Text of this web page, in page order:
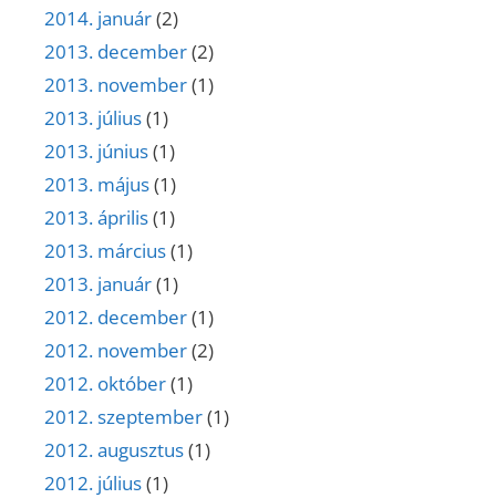
2014. január(2)
2013. december(2)
2013. november(1)
2013. július(1)
2013. június(1)
2013. május(1)
2013. április(1)
2013. március(1)
2013. január(1)
2012. december(1)
2012. november(2)
2012. október(1)
2012. szeptember(1)
2012. augusztus(1)
2012. július(1)